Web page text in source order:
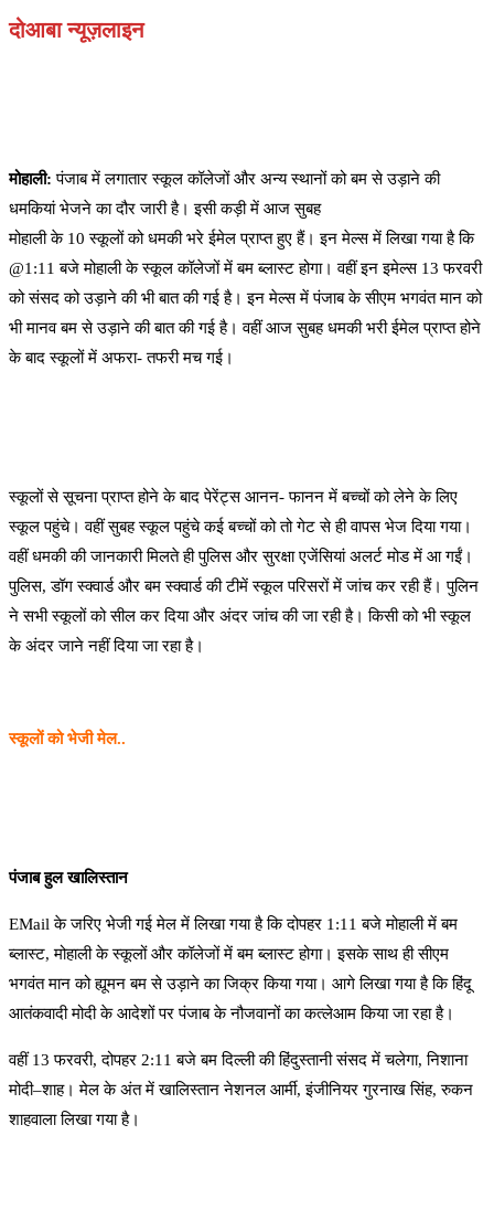
दोआबा न्यूज़लाइन
मोहाली:पंजाब में लगातार स्कूल कॉलेजों और अन्य स्थानों को बम से उड़ाने की
धमकियां भेजने का दौर जारी है। इसी कड़ी में आज सुबह
मोहाली के 10 स्कूलों को धमकी भरे ईमेल प्राप्त हुए हैं। इन मेल्स में लिखा गया है कि
@1:11 बजे मोहाली के स्कूल कॉलेजों में बम ब्लास्ट होगा। वहीं इन इमेल्स 13 फरवरी
को संसद को उड़ाने की भी बात की गई है। इन मेल्स में पंजाब के सीएम भगवंत मान को
भी मानव बम से उड़ाने की बात की गई है। वहीं आज सुबह धमकी भरी ईमेल प्राप्त होने
के बाद स्कूलों में अफरा- तफरी मच गई।
स्कूलों से सूचना प्राप्त होने के बाद पेरेंट्स आनन- फानन में बच्चों को लेने के लिए
स्कूल पहुंचे। वहीं सुबह स्कूल पहुंचे कई बच्चों को तो गेट से ही वापस भेज दिया गया।
वहीं धमकी की जानकारी मिलते ही पुलिस और सुरक्षा एजेंसियां अलर्ट मोड में आ गईं।
पुलिस, डॉग स्क्वार्ड और बम स्क्वार्ड की टीमें स्कूल परिसरों में जांच कर रही हैं। पुलिन
ने सभी स्कूलों को सील कर दिया और अंदर जांच की जा रही है। किसी को भी स्कूल
के अंदर जाने नहीं दिया जा रहा है।
स्कूलों को भेजी मेल..
पंजाब हुल खालिस्तान
EMail के जरिए भेजी गई मेल में लिखा गया है कि दोपहर 1:11 बजे मोहाली में बम
ब्लास्ट, मोहाली के स्कूलों और कॉलेजों में बम ब्लास्ट होगा। इसके साथ ही सीएम
भगवंत मान को ह्यूमन बम से उड़ाने का जिक्र किया गया। आगे लिखा गया है कि हिंदू
आतंकवादी मोदी के आदेशों पर पंजाब के नौजवानों का कत्लेआम किया जा रहा है।
वहीं 13 फरवरी, दोपहर 2:11 बजे बम दिल्ली की हिंदुस्तानी संसद में चलेगा, निशाना
मोदी–शाह। मेल के अंत में खालिस्तान नेशनल आर्मी, इंजीनियर गुरनाख सिंह, रुकन
शाहवाला लिखा गया है।